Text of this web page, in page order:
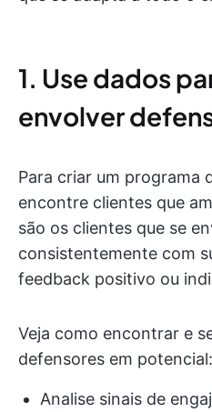
1. Use dados
envolver
Para criar um programa
encontre clientes que
são os clientes que se
consistentemente com
feedback positivo ou
Veja como encontrar e
defensores em potencial:
Analise sinais de